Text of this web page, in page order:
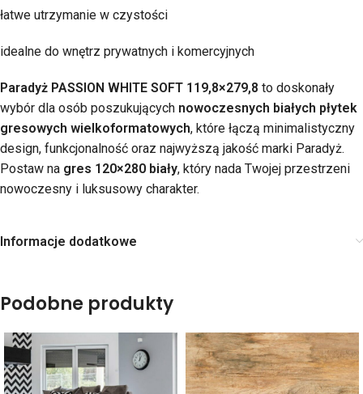
łatwe utrzymanie w czystości
idealne do wnętrz prywatnych i komercyjnych
Paradyż PASSION WHITE SOFT 119,8×279,8 to doskonały
wybór dla osób poszukujących nowoczesnych białych płytek
gresowych wielkoformatowych, które łączą minimalistyczny
design, funkcjonalność oraz najwyższą jakość marki Paradyż.
Postaw na gres 120×280 biały, który nada Twojej przestrzeni
nowoczesny i luksusowy charakter.
Informacje dodatkowe
Podobne produkty